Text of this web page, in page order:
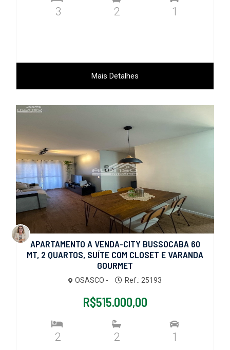
3 2 1
Mais Detalhes
APARTAMENTO A VENDA-CITY BUSSOCABA 60
MT, 2 QUARTOS, SUÍTE COM CLOSET E VARANDA
GOURMET
OSASCO - Ref.: 25193
R$515.000,00
2 2 1